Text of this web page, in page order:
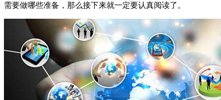
需要做哪些准备，那么接下来就一定要认真阅读了。